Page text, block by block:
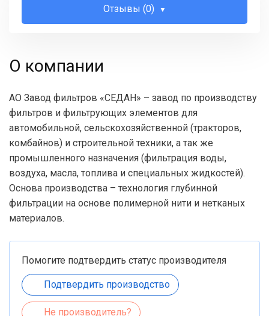
Отзывы (0)
О компании
АО Завод фильтров «СЕДАН» – завод по производству
фильтров и фильтрующих элементов для
автомобильной, сельскохозяйственной (тракторов,
комбайнов) и строительной техники, а так же
промышленного назначения (фильтрация воды,
воздуха, масла, топлива и специальных жидкостей).
Основа производства – технология глубинной
фильтрации на основе полимерной нити и нетканых
материалов.
Помогите подтвердить статус производителя
Подтвердить производство
Не производитель?